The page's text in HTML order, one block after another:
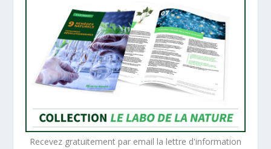
Recevez gratuitement par email la lettre d'information